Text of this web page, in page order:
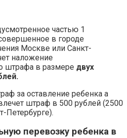
частью 1
в городе
Москве или Санкт-
наложение
штрафа в размере двух
за оставление ребенка а
штраф в 500 рублей (2500
Петербурге).
перевозку ребенка в